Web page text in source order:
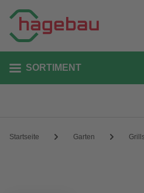
SORTIMENT
Startseite Garten